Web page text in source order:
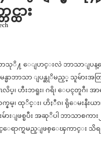
ထား
ာသာသုိ႔ ေျပာင္းလဲ ဘာသာျပ
ျမန္မာဘာသာ ျပန္ဆုိမည့္ သူမ်ာ
၊ ဟီးဘရူး၊ ဂရိ၊ ေပၚတူဂီ၊ အာေ
မ္၊ ထုိင္း၊ ဟိႏီၵ၊ ရိုေမးနီးယား၊ ျ
မ်ားျဖစ္ၿပီး အဆုိပါ ဘာသာစက
ေရာက္ရမည္ျဖစ္ေၾကာင္း သိ